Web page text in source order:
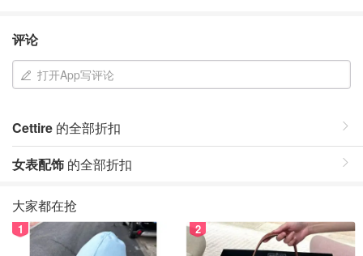
评论
打开App写评论
Cettire 的全部折扣
女表配饰 的全部折扣
大家都在抢
1 2